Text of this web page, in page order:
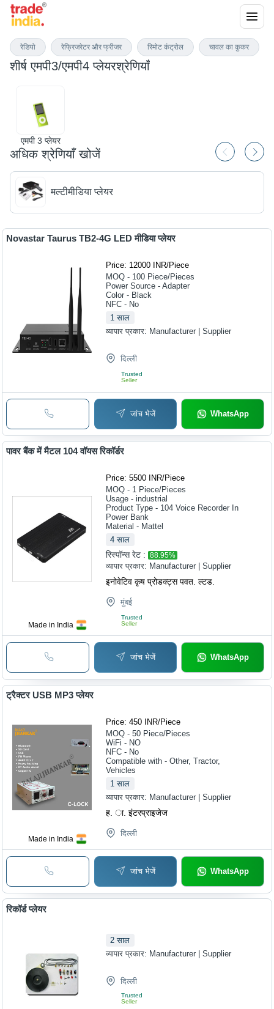
शीर्ष एमपी3/एमपी4 प्लेयरश्रेणियाँ
एमपी 3 प्लेयर
अधिक श्रेणियाँ खोजें
मल्टीमीडिया प्लेयर
Novastar Taurus TB2-4G LED मीडिया प्लेयर
Price: 12000 INR/Piece
MOQ - 100 Piece/Pieces
Power Source - Adapter
Color - Black
NFC - No
1 साल
व्यापार प्रकार: Manufacturer | Supplier
दिल्ली
Trusted
Seller
जांच भेजें WhatsApp
Made in India
पावर बैंक में मैटल 104 वॉयस रिकॉर्डर
Price: 5500 INR/Piece
MOQ - 1 Piece/Pieces
Usage - industrial
Product Type - 104 Voice Recorder In
Power Bank
Material - Mattel
4 साल
रिस्पॉन्स रेट : 88.95%
व्यापार प्रकार: Manufacturer | Supplier
इनोवेटिव कृष प्रोडक्ट्स पवत. ल्टड.
मुंबई
Trusted
Seller
जांच भेजें WhatsApp
Made in India
ट्रैक्टर USB MP3 प्लेयर
Price: 450 INR/Piece
MOQ - 50 Piece/Pieces
WiFi - NO
NFC - No
Compatible with - Other, Tractor,
Vehicles
1 साल
व्यापार प्रकार: Manufacturer | Supplier
ह. ा. इंटरप्राइजेज
दिल्ली
जांच भेजें WhatsApp
रिकॉर्ड प्लेयर
2 साल
व्यापार प्रकार: Manufacturer | Supplier
दिल्ली
Trusted
Seller
रेडियो रेफ्रिजरेटर और फ्रीजर रिमोट कंट्रोल चावल का कुकर